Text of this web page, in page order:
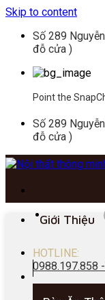
Skip to content
Số 289
đỗ cửa )
Point the
Số 289
đỗ cửa )
HOTLINE:
0988.197.858
Giới Thiệu